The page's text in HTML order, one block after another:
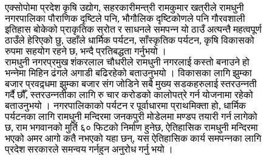
एक्सोपोमा प्रदेश कृषि उद्योग, सहरकारीमन्त्री रामकुमार खत्रीले रामधुनी
नगरपालिका पौराणिक दृष्टिले पनि, भौगौलिक दृष्टिकोणले पनि गौरवशाली
इतिहास बोकेको प्राकृतिक स्रोत र साधनले समपन्न यो ठाउँ अत्यन्तै महत्वपूर्ण
ठाउँले हेरिएको छु, उहाँले धार्मिक पर्यटन, साँस्कृतिक पर्यटन, कृषि विकासको
रुपमा सहयोग रहने छ, भन्दै प्रतिबद्धता गर्नुभयो ।
रामधुनी नगरप्रमुख शंकरलाल चौधरीले रामधुनी नगरलाई कस्तो बनाउने हो
भन्नेमा मिहिन ढंगले अगाडी बढिरहेको बताउनुभयो । विकासका लागि झुम्का
बजार प्रवद्र्धमा झुम्का बजार संग जोडिने सबै मुख्य सडकहरुलाई स्तरउन्नती
गर्दै छौँ, स्तरउन्नतीका लागि रु चार करोडको कालोपत्रे गर्न योजनामा रहेको
बताउनुभयो । नगरपालिकाको पर्यटन र पूर्वाधारमा प्राथमिक्ता हो, धार्मिक
पर्यटनका लागि रामधुनी मन्दिरमा जनकपुरी मोडेलमा मण्डप तयारी गर्न लागेको
छ, राम भगवानको मुर्ति ६० फिटको निर्माण हुनेछ, ऐतिहासिक रामधुनी मन्दिरमा
भएको अमर आगो कतै नभएको यहा छन्, यस ऐतिहासिक कार्य समपन्नका लागि
प्रदेश सरकारले समन्वय गर्नहुन अनुरोध गर्नु भयो ।